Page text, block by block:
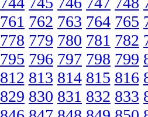
761 762 763 764 765
778 779 780 781 782
795 796 797 798 799
812 813 814 815 816
829 830 831 832 833